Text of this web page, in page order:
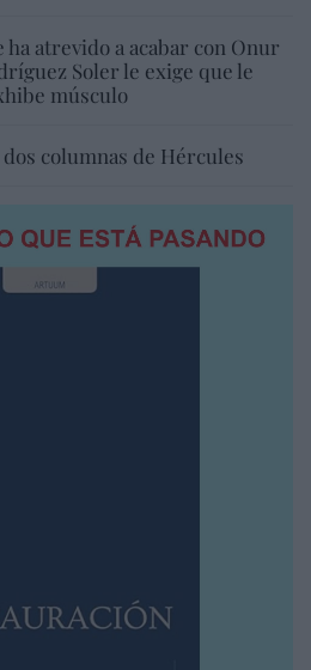
ha atrevido a acabar con Onur
Soler le exige que le
músculo
columnas de Hércules